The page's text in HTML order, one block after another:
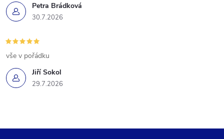
Petra Brádková
30.7.2026
Jiří Sokol
29.7.2026
vše v pořádku